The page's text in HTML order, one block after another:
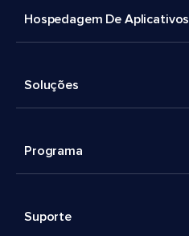
Hospedagem De Aplicativos
Soluções
Programa
Suporte